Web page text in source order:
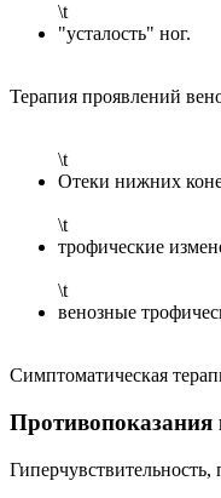
\t
"усталость" ног.
Терапия проявлений
\t
Отеки нижних
\t
трофические
\t
венозные
Симптоматическая